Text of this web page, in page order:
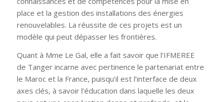
place et la gestion des installations des énergies
renouvelables. La réussite de ces projets est un
modèle qui peut dépasser les frontières.
Quant à Mme Le Gal, elle a fait savoir que l’IFMEREE
de Tanger incarne avec pertinence le partenariat entre
le Maroc et la France, puisqu’il est l’interface de deux
axes clés, à savoir l’éducation dans laquelle les deux